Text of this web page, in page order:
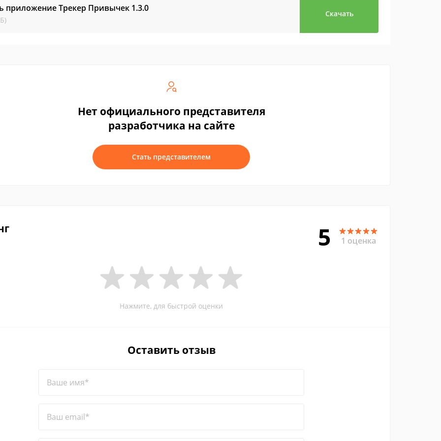
приложение Трекер Привычек 1.3.0
Скачать
Нет официального представителя
разработчика на сайте
Стать представителем
5 1 оценка
Нажмите, для быстрой оценки
Оставить отзыв
Ваше имя*
Ваш email*